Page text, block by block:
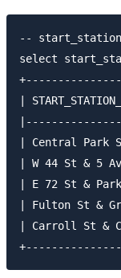
--
select
|
| Central Park
| W 44 St & 5
| E 72 St &
| Fulton St &
| Carroll St &